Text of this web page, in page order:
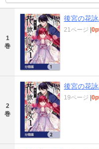
1
巻
後宮の花
21ページ |
2
巻
後宮の花
19ページ |